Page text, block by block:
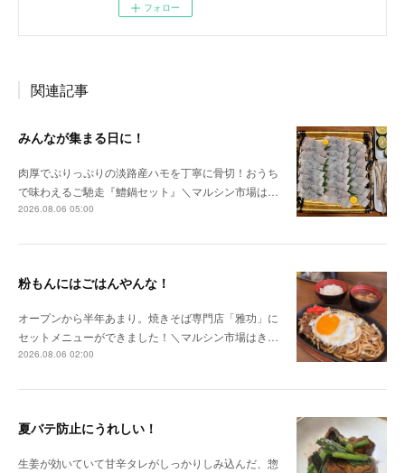
フォロー
関連記事
みんなが集まる日に！
肉厚でぷりっぷりの淡路産ハモを丁寧に骨切！おうち
で味わえるご馳走『鱧鍋セット』＼マルシン市場は…
2026.08.06 05:00
粉もんにはごはんやんな！
オープンから半年あまり。焼きそば専門店「雅功」に
セットメニューができました！＼マルシン市場はき…
2026.08.06 02:00
夏バテ防止にうれしい！
生姜が効いていて甘辛タレがしっかりしみ込んだ、惣